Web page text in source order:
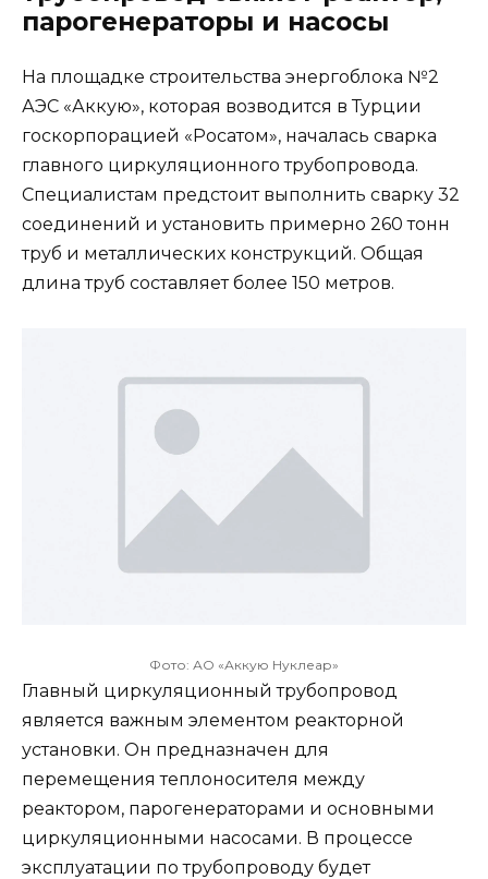
парогенераторы и насосы
На площадке строительства энергоблока №2
АЭС «Аккую», которая возводится в Турции
госкорпорацией «Росатом», началась сварка
главного циркуляционного трубопровода.
Специалистам предстоит выполнить сварку 32
соединений и установить примерно 260 тонн
труб и металлических конструкций. Общая
длина труб составляет более 150 метров.
Фото: АО «Аккую Нуклеар»
Главный циркуляционный трубопровод
является важным элементом реакторной
установки. Он предназначен для
перемещения теплоносителя между
реактором, парогенераторами и основными
циркуляционными насосами. В процессе
эксплуатации по трубопроводу будет